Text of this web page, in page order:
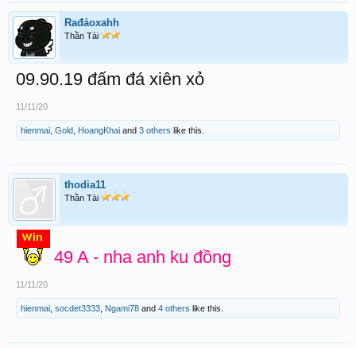
Rađảoxahh
Thần Tài
09.90.19 đấm đá xiên xỏ
11/11/20
hienmai Gold HoangKhai and 3 others like this.
thodia11
Thần Tài
49 A - nha anh ku đồng
11/11/20
hienmai socdet3333 Ngami78 and 4 others like this.